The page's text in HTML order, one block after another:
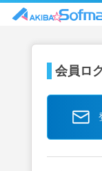
会員ロ